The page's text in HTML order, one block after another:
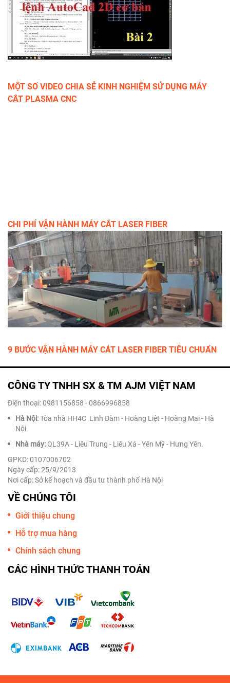
MỘT SỐ VIDEO CHIA SẺ KINH NGHIỆM SỬ DỤNG MÁY
CẮT PLASMA CNC
CHI PHÍ VẬN HÀNH MÁY CẮT LASER FIBER
9 BƯỚC VẬN HÀNH MÁY CẮT LASER FIBER TIÊU CHUẨN
CÔNG TY TNHH SX & TM AJM VIỆT NAM
Điện thoại: 0981156858 - 0866996858
Hà Nội:Tòa nhà HH4C Linh Đàm - Hoàng Liệt - Hoàng Mai - Hà
Nội
Nhà máy:QL39A - Liêu Trung - Liêu Xá - Yên Mỹ - Hưng Yên.
GPKD: 0107006702
Ngày cấp: 25/9/2013
Nơi cấp: Sở kế hoạch và đầu tư thành phố Hà Nội
VỀ CHÚNG TÔI
Giới thiệu chung
Hỗ trợ mua hàng
Chính sách chung
CÁC HÌNH THỨC THANH TOÁN